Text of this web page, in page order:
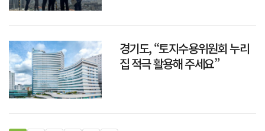
경기도, “토지수용위원회 누리
집 적극 활용해 주세요”